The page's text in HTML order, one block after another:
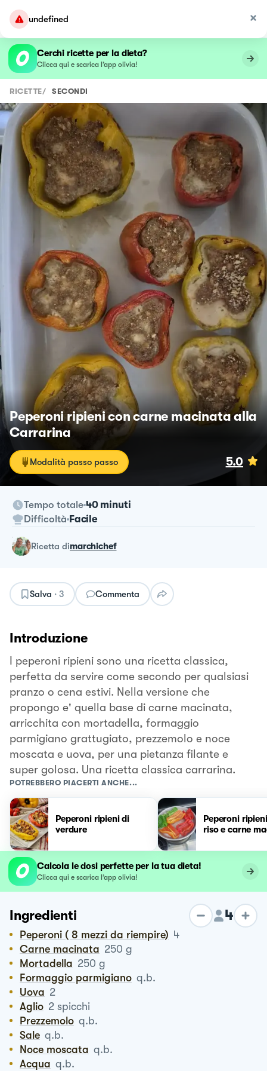
undefined
Cerchi ricette per la dieta?
Clicca qui e scarica l’app olivia!
RICETTE/ SECONDI
Peperoni ripieni con carne macinata alla
Carrarina
Modalità passo passo 5.0
Tempo totale 40 minuti
Difficoltà Facile
ricetta dimarchichef
Salva · 3 Commenta
Introduzione
I peperoni ripieni sono una ricetta classica,
perfetta da servire come secondo per qualsiasi
pranzo o cena estivi. Nella versione che
propongo e' quella base di carne macinata,
arricchita con mortadella, formaggio
parmigiano grattugiato, prezzemolo e noce
moscata e uova, per una pietanza filante e
super golosa. Una ricetta classica carrarina.
POTREBBERO PIACERTI ANCHE...
Peperoni ripieni di
verdure
Peperoni
riso e carne
Calcola le dosi perfette per la tua dieta!
Clicca qui e scarica l’app olivia!
Ingredienti 4
Peperoni ( 8 mezzi da riempire) 4
Carne macinata 250 g
Mortadella 250 g
Formaggio parmigiano q.b.
Uova 2
Aglio 2 spicchi
Prezzemolo q.b.
Sale q.b.
Noce moscata q.b.
Acqua q.b.